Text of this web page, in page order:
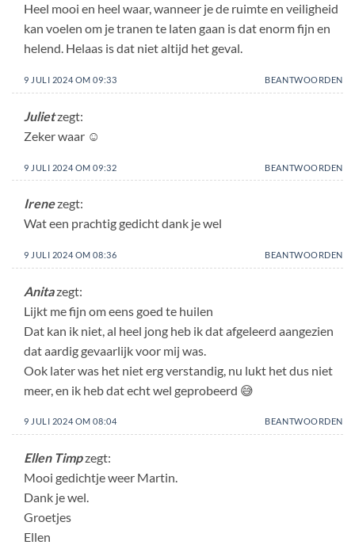
Heel mooi en heel waar, wanneer je de ruimte en veiligheid
kan voelen om je tranen te laten gaan is dat enorm fijn en
helend. Helaas is dat niet altijd het geval.
9 JULI 2024 OM 09:33 BEANTWOORDEN
Julietzegt:
Zeker waar ☺️
9 JULI 2024 OM 09:32 BEANTWOORDEN
Irenezegt:
Wat een prachtig gedicht dank je wel
9 JULI 2024 OM 08:36 BEANTWOORDEN
Anitazegt:
Lijkt me fijn om eens goed te huilen
Dat kan ik niet, al heel jong heb ik dat afgeleerd aangezien
dat aardig gevaarlijk voor mij was.
Ook later was het niet erg verstandig, nu lukt het dus niet
meer, en ik heb dat echt wel geprobeerd 😅
9 JULI 2024 OM 08:04 BEANTWOORDEN
Ellen Timpzegt:
Mooi gedichtje weer Martin.
Dank je wel.
Groetjes
Ellen